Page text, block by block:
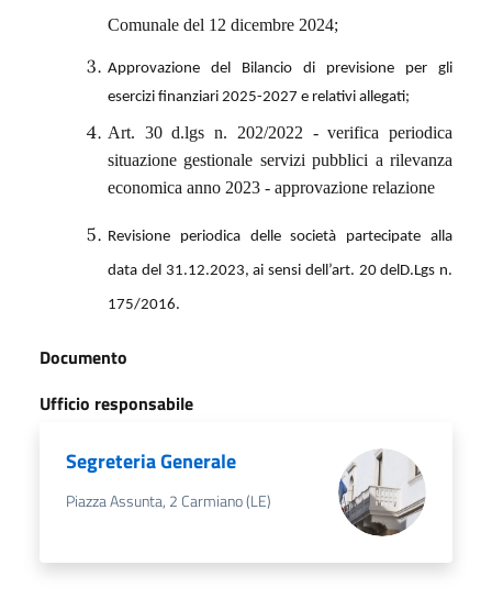
Comunale del 12 dicembre 2024;
Approvazione del Bilancio di previsione per gli
esercizi finanziari 2025-2027 e relativi allegati;
Art. 30 d.lgs n. 202/2022 - verifica periodica
situazione gestionale servizi pubblici a rilevanza
economica anno 2023 - approvazione relazione
Revisione periodica delle società partecipate alla
data del 31.12.2023, ai sensi dell’art. 20 delD.Lgs n.
175/2016.
Documento
Ufficio responsabile
Segreteria Generale
Piazza Assunta, 2 Carmiano (LE)